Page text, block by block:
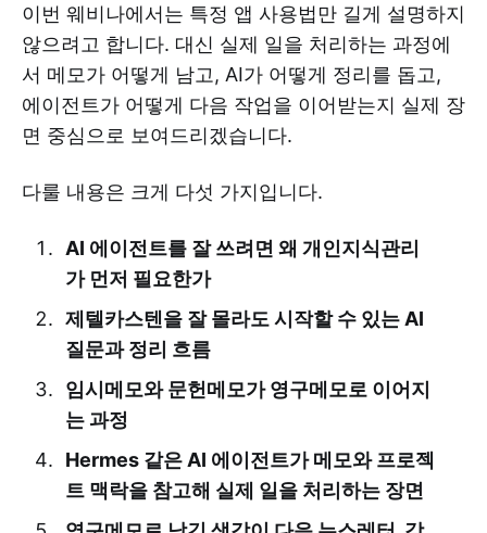
이번 웨비나에서는 특정 앱 사용법만 길게 설명하지
않으려고 합니다. 대신 실제 일을 처리하는 과정에
서 메모가 어떻게 남고, AI가 어떻게 정리를 돕고,
에이전트가 어떻게 다음 작업을 이어받는지 실제 장
면 중심으로 보여드리겠습니다.
다룰 내용은 크게 다섯 가지입니다.
AI 에이전트를 잘 쓰려면 왜 개인지식관리
가 먼저 필요한가
제텔카스텐을 잘 몰라도 시작할 수 있는 AI
질문과 정리 흐름
임시메모와 문헌메모가 영구메모로 이어지
는 과정
Hermes 같은 AI 에이전트가 메모와 프로젝
트 맥락을 참고해 실제 일을 처리하는 장면